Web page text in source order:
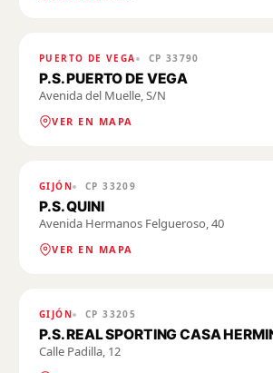
PUERTO DE VEGA CP 33790
P.S. PUERTO DE VEGA
Avenida del Muelle, S/N
VER EN MAPA
GIJÓN CP33209
P.S. QUINI
Avenida Hermanos Felgueroso, 40
VER EN MAPA
GIJÓN CP33205
P.S. REAL SPORTING CASA
Calle Padilla, 12